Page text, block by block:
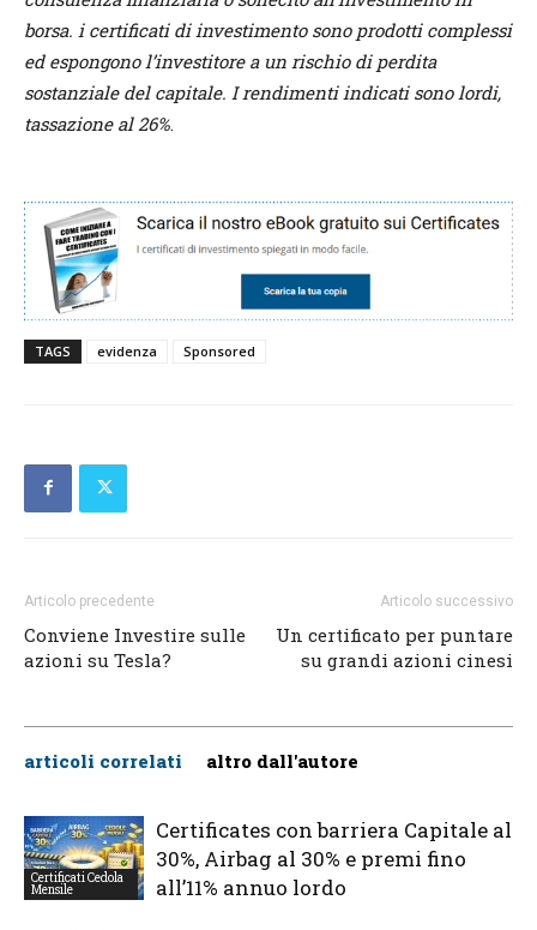
borsa. i certificati di investimento sono prodotti complessi
ed espongono l’investitore a un rischio di perdita
sostanziale del capitale. I rendimenti indicati sono lordi,
tassazione al 26%.
TAGS evidenza Sponsored
Articolo precedente
Conviene Investire sulle
azioni su Tesla?
Articolo successivo
Un certificato per puntare
su grandi azioni cinesi
articoli correlati altro dall'autore
Certificati Cedola
Mensile
Certificates con barriera Capitale al
30%, Airbag al 30% e premi fino
all’11% annuo lordo